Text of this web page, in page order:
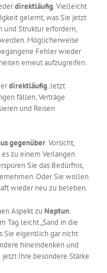
direktläufig. Vielleicht
gelernt, was Sie jetzt
und Struktur erfordern,
Möglicherweise
Fehler wieder
erneut aufzugreifen.
direktläufig. Jetzt
fällen, Verträge
und Reisen
gegenüber. Vorsicht,
zu einem Verlangen
Sie das Bedürfnis,
Oder Sie wollen
wieder neu zu beleben.
Aspekt zu Neptun.
Tag leicht „Sand in die
Sie eigentlich gar nicht
hineindenken und
Ihre besondere Stärke